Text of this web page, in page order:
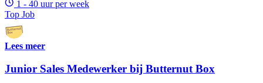
1 - 40 uur per week
Top Job
Lees meer
Junior Sales Medewerker bij Butternut Box